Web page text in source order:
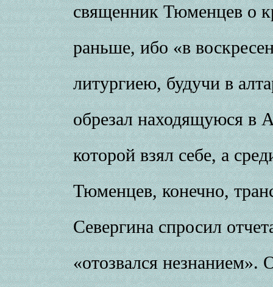
священник Тюменцев о
раньше, ибо «в
литургиею, будучи в
обрезал находящуюся в
которой взял себе, а
Тюменцев, конечно,
Севергина спросил
«отозвался